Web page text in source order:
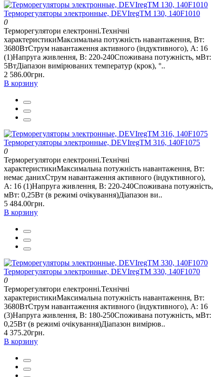
Терморегуляторы электронные, DEVIregТМ 130, 140F1010
0
Терморегулятори електронні.Технічні
характеристикиМаксимальна потужність навантаження, Вт:
3680ВтСтрум навантаження активного (індуктивного), А: 16
(1)Напруга живлення, В: 220-240Споживана потужність, мВт:
5ВтДіапазон вимірюваних температур (крок), °..
2 586.00грн.
В корзину
Терморегуляторы электронные, DEVIregТМ 316, 140F1075
0
Терморегулятори електронні.Технічні
характеристикиМаксимальна потужність навантаження, Вт:
немає данихСтрум навантаження активного (індуктивного),
А: 16 (1)Напруга живлення, В: 220-240Споживана потужність,
мВт: 0,25Вт (в режимі очікування)Діапазон ви..
5 484.00грн.
В корзину
Терморегуляторы электронные, DEVIregТМ 330, 140F1070
0
Терморегулятори електронні.Технічні
характеристикиМаксимальна потужність навантаження, Вт:
3680ВтСтрум навантаження активного (індуктивного), А: 16
(3)Напруга живлення, В: 180-250Споживана потужність, мВт:
0,25Вт (в режимі очікування)Діапазон вимірюв..
4 375.20грн.
В корзину